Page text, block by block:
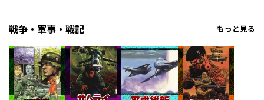
戦争・軍事・戦記 もっと見る